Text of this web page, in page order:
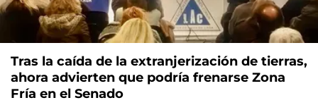
Tras la caída de la extranjerización de tierras,
ahora advierten que podría frenarse Zona
Fría en el Senado